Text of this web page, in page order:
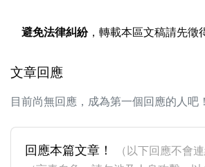
避免法律糾紛，轉載本區文稿請先徵
文章回應
目前尚無回應，成為第一個回應的人吧！
回應本篇文章！
（以下回應不會